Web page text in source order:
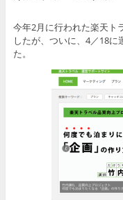
今年2月に行われた楽天ト
したが、ついに、4／18
た。